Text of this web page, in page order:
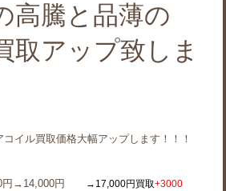
高騰と品薄の
取アップ致しま
イル買取価格大幅アップします！！！
円→14,000円
→17,000円買取+3000